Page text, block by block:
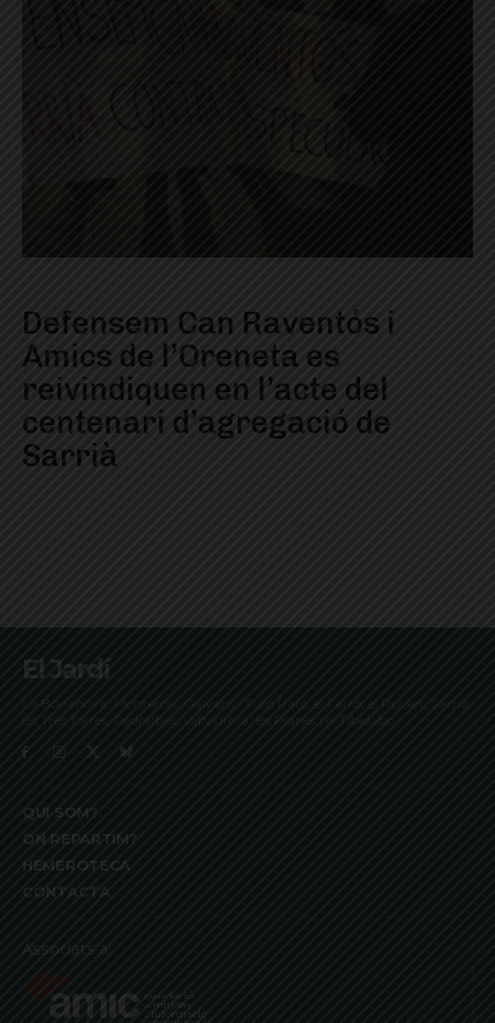
Defensem Can Raventós i
Amics de l’Oreneta es
reivindiquen en l’acte del
centenari d’agregació de
Sarrià
El Jardí
La Bonanova, Monterols, Galvany, Turó Parc, el Farró, el Putxet, Sarrià,
les Tres Torres, Pedralbes, Vallvidrera, les Planes i el Tibidabo
QUI SOM?
ON REPARTIM?
HEMEROTECA
CONTACTA
Associats a: